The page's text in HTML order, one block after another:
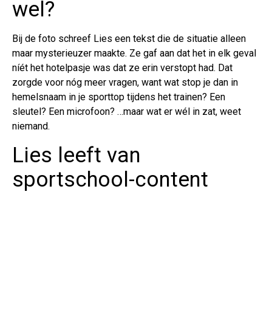
wel?
Bij de foto schreef Lies een tekst die de situatie alleen
maar mysterieuzer maakte. Ze gaf aan dat het in elk geval
níét het hotelpasje was dat ze erin verstopt had. Dat
zorgde voor nóg meer vragen, want wat stop je dan in
hemelsnaam in je sporttop tijdens het trainen? Een
sleutel? Een microfoon? …maar wat er wél in zat, weet
niemand.
Lies leeft van
sportschool-content